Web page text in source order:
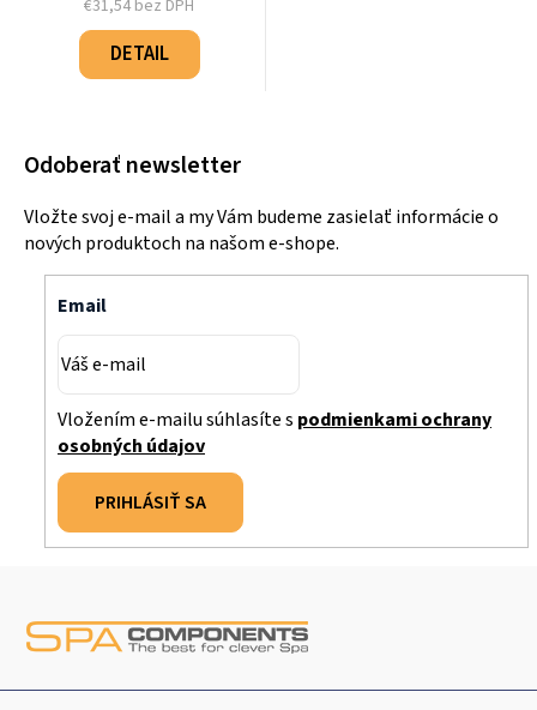
€31,54 bez DPH
Jednotková
cena:
DETAIL
Odoberať newsletter
Vložte svoj e-mail a my Vám budeme zasielať informácie o
nových produktoch na našom e-shope.
Email
Vložením e-mailu súhlasíte s podmienkami ochrany
osobných údajov
PRIHLÁSIŤ SA
ä